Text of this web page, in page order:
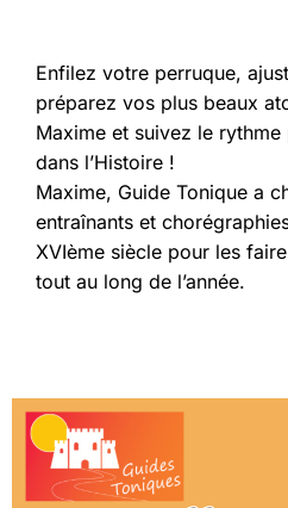
Enfilez votre perruque,
préparez vos plus beaux
Maxime et suivez le
dans l’Histoire !
Maxime, Guide Tonique a
entraînants et
XVIème siècle pour les
tout au long de l’année.